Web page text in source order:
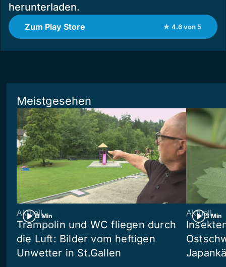
herunterladen.
Zum Play Store ★ 4.6 von 5
Meistgesehen
3 Min
Aktuell
Trampolin und WC fliegen durch
die Luft: Bilder vom heftigen
Unwetter in St.Gallen
3 Min
Aktuell